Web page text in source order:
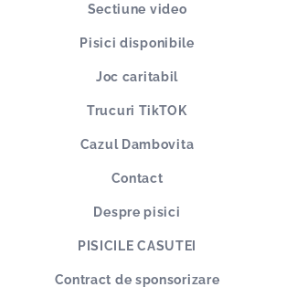
Sectiune video
Pisici disponibile
Joc caritabil
Trucuri TikTOK
Cazul Dambovita
Contact
Despre pisici
PISICILE CASUTEI
Contract de sponsorizare